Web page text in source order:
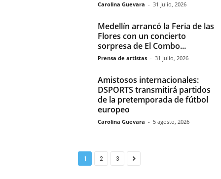
Carolina Guevara - 31 julio, 2026
Medellín arrancó la Feria de las
Flores con un concierto
sorpresa de El Combo...
Prensa de artistas - 31 julio, 2026
Amistosos internacionales:
DSPORTS transmitirá partidos
de la pretemporada de fútbol
europeo
Carolina Guevara - 5 agosto, 2026
1 2 3